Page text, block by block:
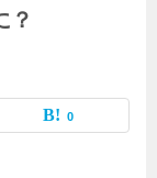
？
0